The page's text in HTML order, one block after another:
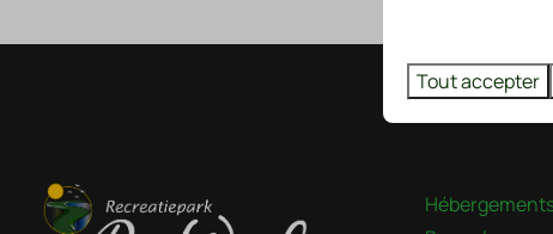
Payer en
Tout accepter